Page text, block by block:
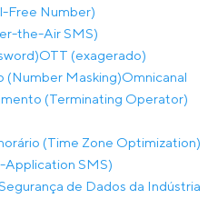
Free Number)
the-Air SMS)
OTT (exagerado)
(Number Masking)Omnicanal
(Terminating Operator)
(Time Zone Optimization)
Application SMS)
de Dados da Indústria